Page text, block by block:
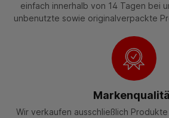
einfach innerhalb von 14 Tagen bei
unbenutzte sowie originalverpackte
Wir verkaufen ausschließlich